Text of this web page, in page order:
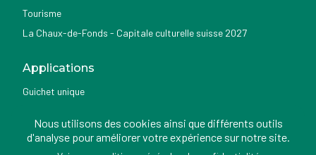
Tourisme
La Chaux-de-Fonds - Capitale culturelle suisse 2027
Applications
Guichet unique
Nemo news
Nous utilisons des cookies ainsi que différents outils
d'analyse pour améliorer votre expérience sur notre site.